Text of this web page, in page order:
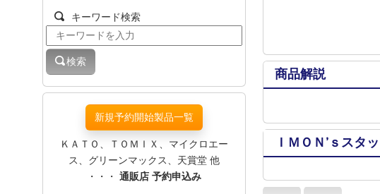
商品解説
ＩＭＯＮ’ｓスタ
キーワード検索
検索
新規予約開始製品一覧
ＫＡＴＯ、ＴＯＭＩＸ、マイクロエー
ス、グリーンマックス、天賞堂 他
・・・ 通販店 予約申込み